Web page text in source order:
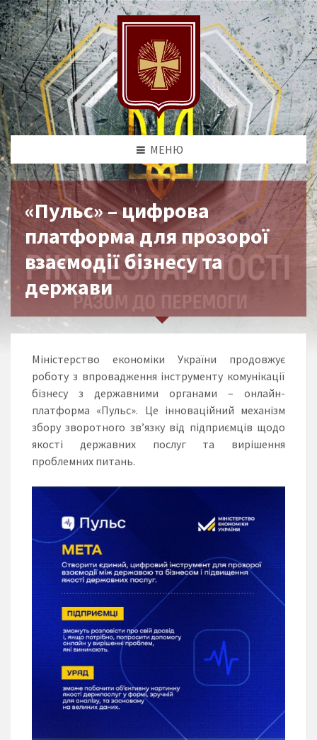
МЕНЮ
«Пульс» – цифрова
платформа для прозорої
взаємодії бізнесу та
держави
Міністерство економіки України продовжує
роботу з впровадження інструменту комунікації
бізнесу з державними органами – онлайн-
платформа «Пульс». Це інноваційний механізм
збору зворотного зв’язку від підприємців щодо
якості державних послуг та вирішення
проблемних питань.